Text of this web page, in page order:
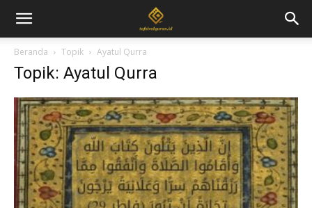
Beranda Topik Ayatul Qurra
Topik: Ayatul Qurra